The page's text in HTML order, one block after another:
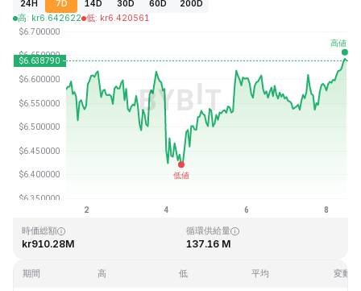
24H 7D 14D 30D 60D
200D
高: kr6.642622 低: kr6.420561
最終更新日時：2026-08-08、11:54 GMT+0
過去最高値
時価総額
kr910.28M
循環供給量
137.16 M
期間 高 低 平均 変動